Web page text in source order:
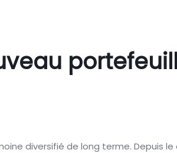
diversifié de long terme. Depuis